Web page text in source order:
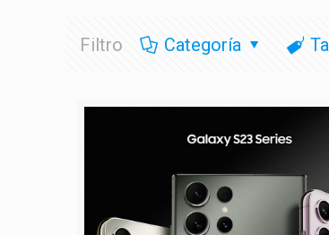
Filtro Categoría